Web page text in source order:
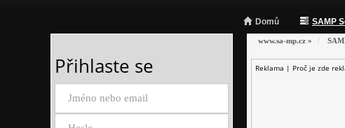
Domů SAMP
www.sa-mp.cz »
Reklama | Proč je zde
Přihlaste se